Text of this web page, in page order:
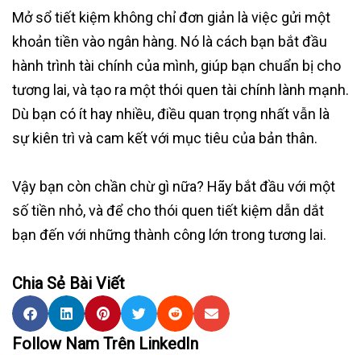
Mở sổ tiết kiệm không chỉ đơn giản là việc gửi một
khoản tiền vào ngân hàng. Nó là cách bạn bắt đầu
hành trình tài chính của mình, giúp bạn chuẩn bị cho
tương lai, và tạo ra một thói quen tài chính lành mạnh.
Dù bạn có ít hay nhiều, điều quan trọng nhất vẫn là
sự kiên trì và cam kết với mục tiêu của bản thân.
Vậy bạn còn chần chừ gì nữa? Hãy bắt đầu với một
số tiền nhỏ, và để cho thói quen tiết kiệm dẫn dắt
bạn đến với những thành công lớn trong tương lai.
Chia Sẻ Bài Viết
Follow Nam Trên LinkedIn